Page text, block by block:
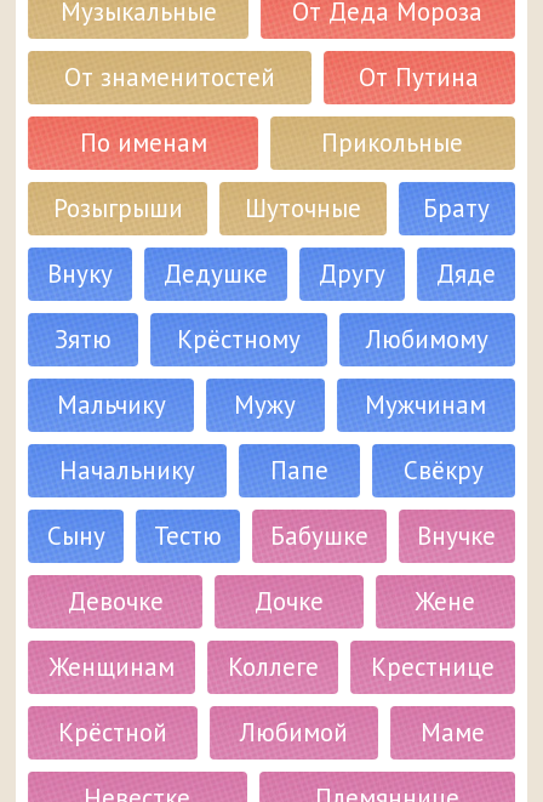
Музыкальные
От Деда Мороза
От знаменитостей
От Путина
По именам
Прикольные
Розыгрыши
Шуточные
Брату
Внуку
Дедушке Другу
Дяде
Зятю
Крёстному
Любимому
Мальчику
Мужу
Мужчинам
Начальнику
Папе
Свёкру
Сыну
Тестю Бабушке
Внучке
Девочке
Дочке
Жене
Женщинам
Коллеге
Крестнице
Крёстной
Любимой
Маме